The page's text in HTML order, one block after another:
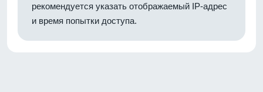
рекомендуется указать отображаемый IP-адрес
и время попытки доступа.